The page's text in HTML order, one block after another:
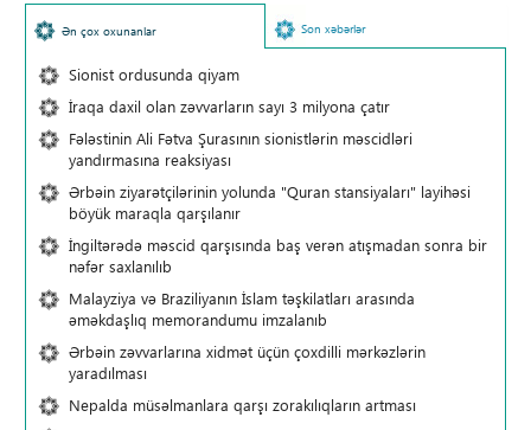
Ən çox oxunanlar Son xəbərlər
Sionist ordusunda qiyam
İraqa daxil olan zəvvarların sayı 3 milyona çatır
Fələstinin Ali Fətva Şurasının sionistlərin məscidləri
yandırmasına reaksiyası
Ərbəin ziyarətçilərinin yolunda "Quran stansiyaları" layihəsi
böyük maraqla qarşılanır
İngiltərədə məscid qarşısında baş verən atışmadan sonra bir
nəfər saxlanılıb
Malayziya və Braziliyanın İslam təşkilatları arasında
əməkdaşlıq memorandumu imzalanıb
Ərbəin zəvvarlarına xidmət üçün çoxdilli mərkəzlərin
yaradılması
Nepalda müsəlmanlara qarşı zorakılıqların artması